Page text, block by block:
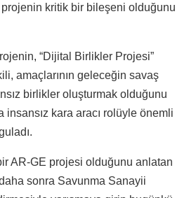
projenin kritik bir bileşeni olduğunu
“Dijital Birlikler Projesi”
amaçlarının geleceğin savaş
birlikler oluşturmak olduğunu
insansız kara aracı rolüyle önemli
AR-GE projesi olduğunu anlatan
sonra Savunma Sanayii